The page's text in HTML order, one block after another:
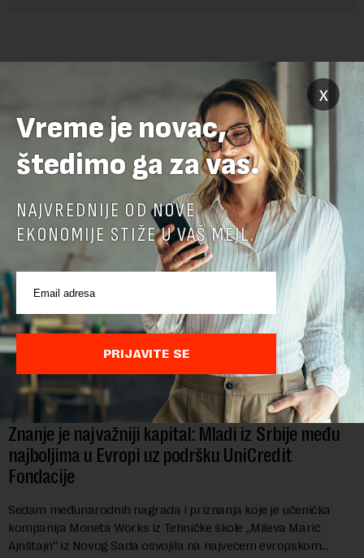
POVEZANI SADRŽAJI
Znanje je najvažniji kapital: Mladi iz Srbije među
najboljima u Evropi uz podršku UniCredit
Fondacije
Sedam međunarodnih nagrada i priznanja koje je učenička
kompanija Moneta Works iz Tehničke škole „Mileva Marić
Ajnštajn“ iz Novog Sada osvojila na najvećem evropskom
x
Vreme je novac,
štedimo ga za vas.
NAJVREDNIJE OD NOVE
EKONOMIJE STIŽE U VAŠ MEJL.
PRIJAVITE SE